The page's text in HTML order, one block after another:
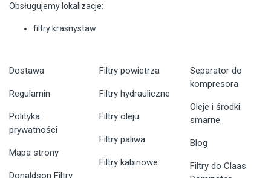
Obsługujemy lokalizacje:
filtry krasnystaw
Dostawa
Regulamin
Polityka
prywatności
Mapa strony
Donaldson Filtry
Filtry powietrza
Filtry hydrauliczne
Filtry oleju
Filtry paliwa
Filtry kabinowe
Separator do
kompresora
Oleje i środki
smarne
Blog
Filtry do Claas